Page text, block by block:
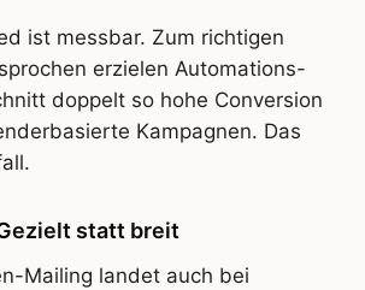
ist messbar. Zum richtigen
erzielen Automations-
doppelt so hohe Conversion
Kampagnen. Das
statt breit
Mailing landet auch bei